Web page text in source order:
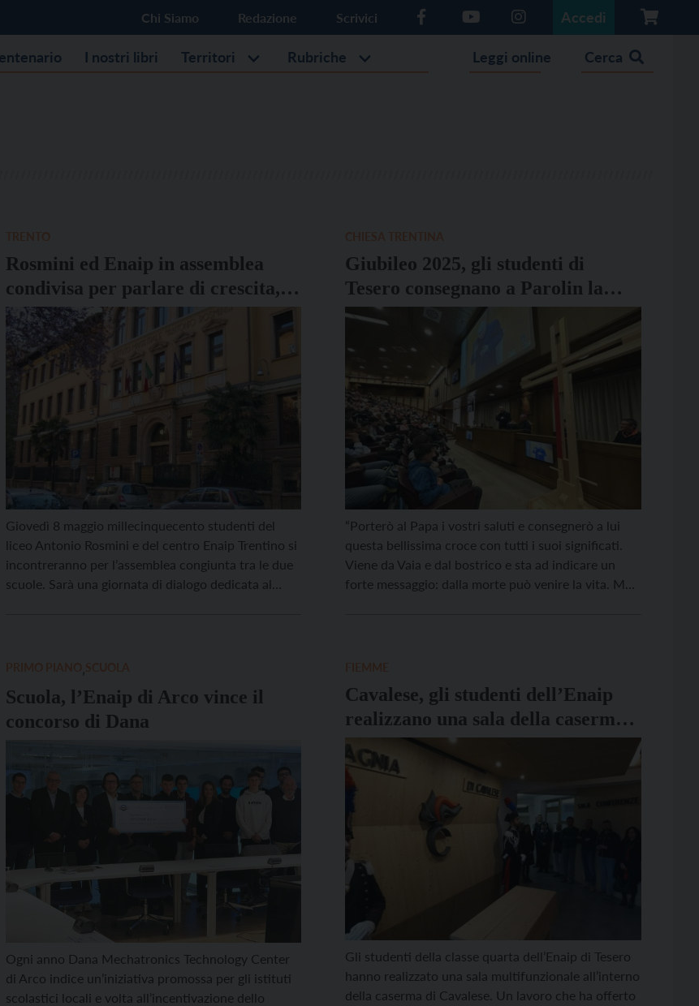
Chi Siamo Redazione Scrivici Accedi
I nostri libri Territori Rubriche Leggi online Cerca
Rosmini ed Enaip in assemblea
condivisa per parlare di crescita,
confronto e futuro
Giovedì 8 maggio millecinquecento studenti del
liceo Antonio Rosmini e del centro Enaip Trentino si
incontreranno per l’assemblea congiunta tra le due
scuole. Sarà una giornata di dialogo dedicata al
Giubileo 2025, gli studenti di
Tesero consegnano a Parolin la
Croce
“Porterò al Papa i vostri saluti e consegnerò a lui
questa bellissima croce con tutti i suoi significati.
Viene da Vaia e dal bostrico e sta ad indicare un
forte messaggio: dalla morte può venire la vita. Ma
,
Scuola, l’Enaip di Arco vince il
concorso di Dana
Ogni anno Dana Mechatronics Technology Center
di Arco indice un’iniziativa promossa per gli istituti
scolastici locali e volta all’incentivazione dello
Cavalese, gli studenti dell’Enaip
realizzano una sala della caserma
dei carabinieri
Gli studenti della classe quarta dell’Enaip di Tesero
hanno realizzato una sala multifunzionale all’interno
della caserma di Cavalese. Un lavoro che ha offerto